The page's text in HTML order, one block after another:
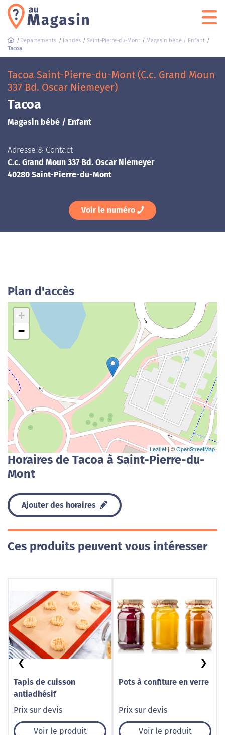
Départements Landes Saint-Pierre-du-Mont
Magasin bébé / Enfant
Tacoa
Tacoa Saint-Pierre-du-Mont (C.c. Grand Moun
337 Bd. Oscar Niemeyer)
Tacoa
Magasin bébé / Enfant
Adresse & Contact
C.c. Grand Moun 337 Bd. Oscar Niemeyer
40280 Saint-Pierre-du-Mont
Voir le numéro
Plan d'accès
+
−
Leaflet | ©OpenStreetMap
Horaires de Tacoa à Saint-Pierre-du-
Mont
Ajouter des horaires
Ces produits peuvent vous intéresser
Tapis de cuisson
antiadhésif
Prix sur devis
Voir le produit
Pots à confiture en verre
Prix sur devis
Voir le produit
❮ ❯